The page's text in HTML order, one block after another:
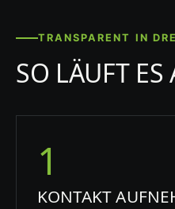
TRANSPARENT IN
SO LÄUFT ES
1
KONTAKT